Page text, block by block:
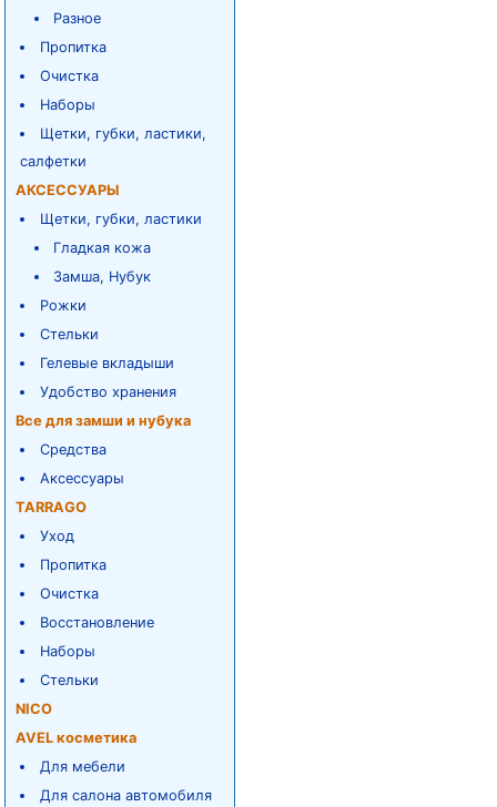
Разное
Пропитка
Очистка
Наборы
Щетки, губки, ластики,
салфетки
АКСЕССУАРЫ
Щетки, губки, ластики
Гладкая кожа
Замша, Нубук
Рожки
Стельки
Гелевые вкладыши
Удобство хранения
Все для замши и нубука
Средства
Аксессуары
TARRAGO
Уход
Пропитка
Очистка
Восстановление
Наборы
Стельки
NICO
AVEL косметика
Для мебели
Для салона автомобиля